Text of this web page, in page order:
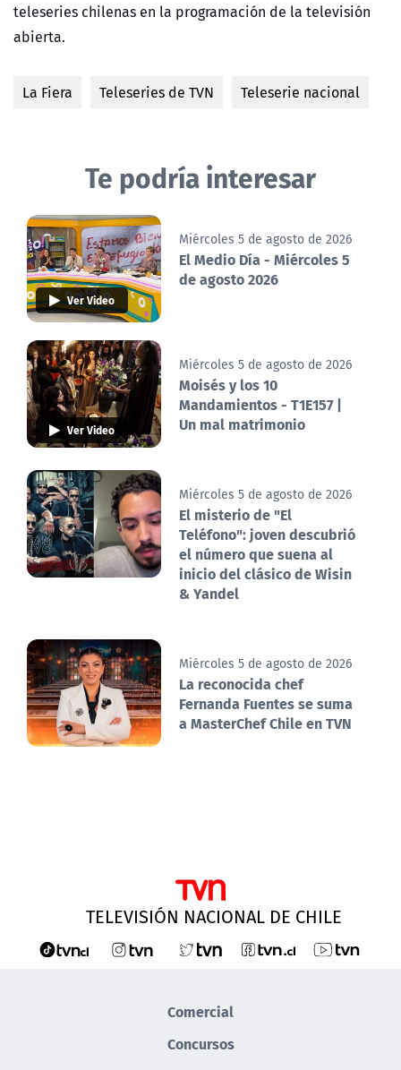
teleseries chilenas en la programación de la televisión
abierta.
La Fiera Teleseries de TVN Teleserie nacional
Te podría interesar
Ver Video
Miércoles 5 de agosto de 2026
El Medio Día - Miércoles 5
de agosto 2026
Ver Video
Miércoles 5 de agosto de 2026
Moisés y los 10
Mandamientos - T1E157 |
Un mal matrimonio
Miércoles 5 de agosto de 2026
El misterio de "El
Teléfono": joven descubrió
el número que suena al
inicio del clásico de Wisin
& Yandel
Miércoles 5 de agosto de 2026
La reconocida chef
Fernanda Fuentes se suma
a MasterChef Chile en TVN
TELEVISIÓN NACIONAL DE CHILE
Comercial
Concursos